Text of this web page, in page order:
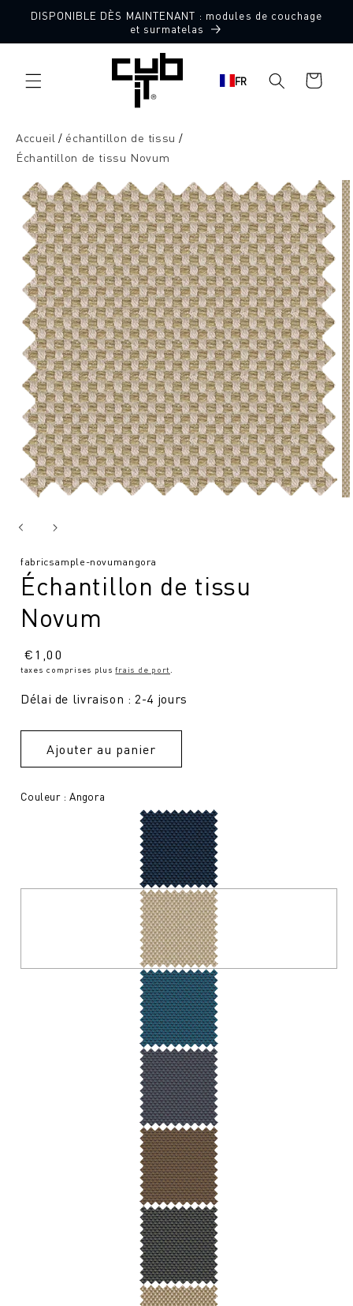
directement
DISPONIBLE DÈS MAINTENANT : modules de couchage
et surmatelas
FR
Panier
d'achat
Accueil
échantillon de tissu
Échantillon de tissu Novum
l'information
sur le
produit
10 échantillons de tissu gratuits
SKU
fabricsample-novumangora
Échantillon de tissu
Novum
Prix
normal
€1,00
taxes comprises plusfrais de port
Délai de livraison : 2-4 jours
Ajouter au panier
Couleur : Angora